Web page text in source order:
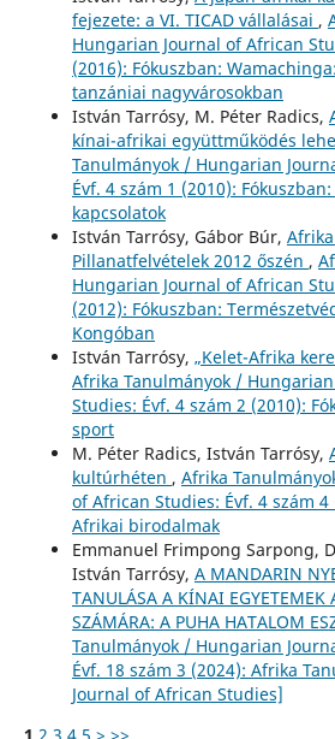
fejezete: a VI. TICAD vállalásai ,
Hungarian Journal of African
(2016): Fókuszban:
tanzániai nagyvárosokban
István Tarrósy, M. Péter Radics,
kínai-afrikai együttműködés
Tanulmányok / Hungarian
Évf. 4 szám 1 (2010):
kapcsolatok
István Tarrósy, Gábor Búr,
Pillanatfelvételek 2012 őszén ,
Hungarian Journal of African
(2012): Fókuszban:
Kongóban
István Tarrósy, „Kelet-Afrika
Afrika Tanulmányok /
Studies: Évf. 4 szám 2 (2010):
sport
M. Péter Radics, István Tarrósy,
kultúrhéten , Afrika
of African Studies: Évf. 4 szám 4
Afrikai birodalmak
Emmanuel Frimpong Sarpong,
István Tarrósy, A MANDARIN
TANULÁSA A KÍNAI EGYETEMEK
SZÁMÁRA: A PUHA HATALOM
Tanulmányok / Hungarian
Évf. 18 szám 3 (2024): Afrika
Journal of African Studies]
1 2 3 4 5 > >>